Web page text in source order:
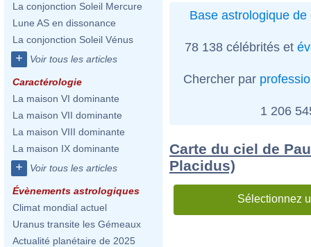
La conjonction Soleil Mercure
Lune AS en dissonance
La conjonction Soleil Vénus
+ Voir tous les articles
Caractérologie
La maison VI dominante
La maison VII dominante
La maison VIII dominante
La maison IX dominante
+ Voir tous les articles
Évènements astrologiques
Climat mondial actuel
Uranus transite les Gémeaux
Actualité planétaire de 2025
Base astrologique de
78 138 célébrités et
Chercher par
1 206
Carte du ciel de
Placidus)
Sélectionnez